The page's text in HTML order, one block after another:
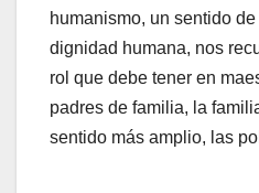
humanismo, un sentido
dignidad humana, nos
rol que debe tener en
padres de familia, la
sentido más amplio, las